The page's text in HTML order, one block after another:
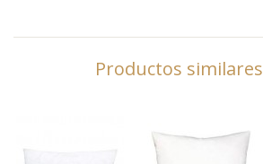
Productos similares